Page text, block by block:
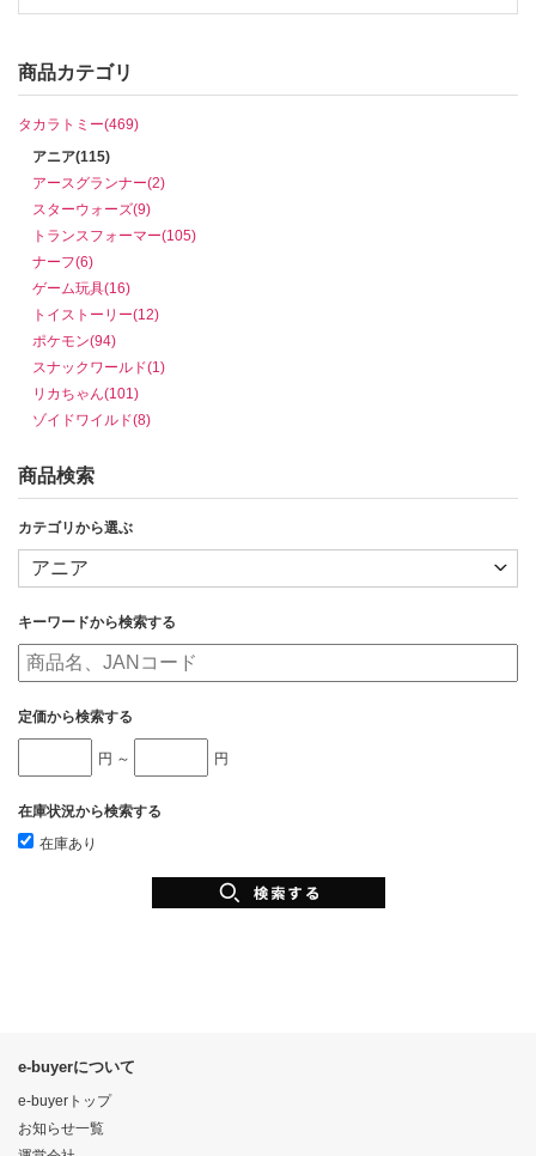
商品カテゴリ
タカラトミー(469)
アニア(115)
アースグランナー(2)
スターウォーズ(9)
トランスフォーマー(105)
ナーフ(6)
ゲーム玩具(16)
トイストーリー(12)
ポケモン(94)
スナックワールド(1)
リカちゃん(101)
ゾイドワイルド(8)
商品検索
カテゴリから選ぶ
キーワードから検索する
定価から検索する
円 ～ 円
在庫状況から検索する
在庫あり
e-buyerについて
e-buyerトップ
お知らせ一覧